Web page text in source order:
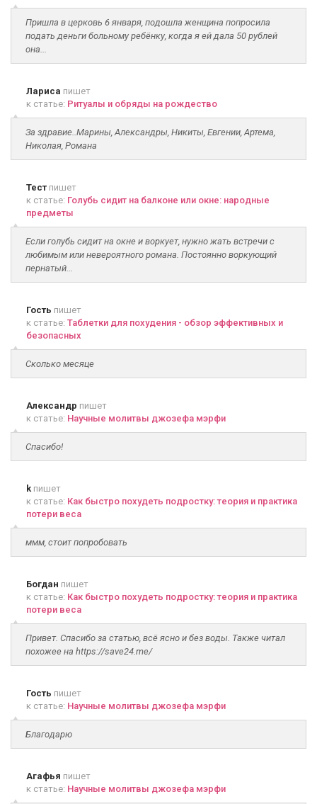
Пришла в церковь 6 января, подошла женщина попросила
подать деньги больному ребёнку, когда я ей дала 50 рублей
она...
Лариса пишет
к статье: Ритуалы и обряды на рождество
За здравие..Марины, Александры, Никиты, Евгении, Артема,
Николая, Романа
Тест пишет
к статье: Голубь сидит на балконе или окне: народные
предметы
Если голубь сидит на окне и воркует, нужно жать встречи с
любимым или невероятного романа. Постоянно воркующий
пернатый...
Гость пишет
к статье: Таблетки для похудения - обзор эффективных и
безопасных
Сколько месяце
Александр пишет
к статье: Научные молитвы джозефа мэрфи
Спасибо!
k пишет
к статье: Как быстро похудеть подростку: теория и практика
потери веса
ммм, стоит попробовать
Богдан пишет
к статье: Как быстро похудеть подростку: теория и практика
потери веса
Привет. Спасибо за статью, всё ясно и без воды. Также читал
похожее на https://save24.me/
Гость пишет
к статье: Научные молитвы джозефа мэрфи
Благодарю
Агафья пишет
к статье: Научные молитвы джозефа мэрфи